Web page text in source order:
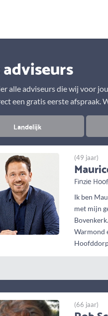
alle adviseurs die wij voor
een gratis eerste afspraak.
Landelijk
(49 jaar)
Finzie
Ik ben
met mijn
Warmond
(66 jaar)